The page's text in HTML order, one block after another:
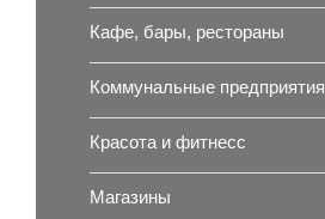
Кафе, бары, рестораны
Коммунальные предприятия
Красота и фитнесс
Магазины